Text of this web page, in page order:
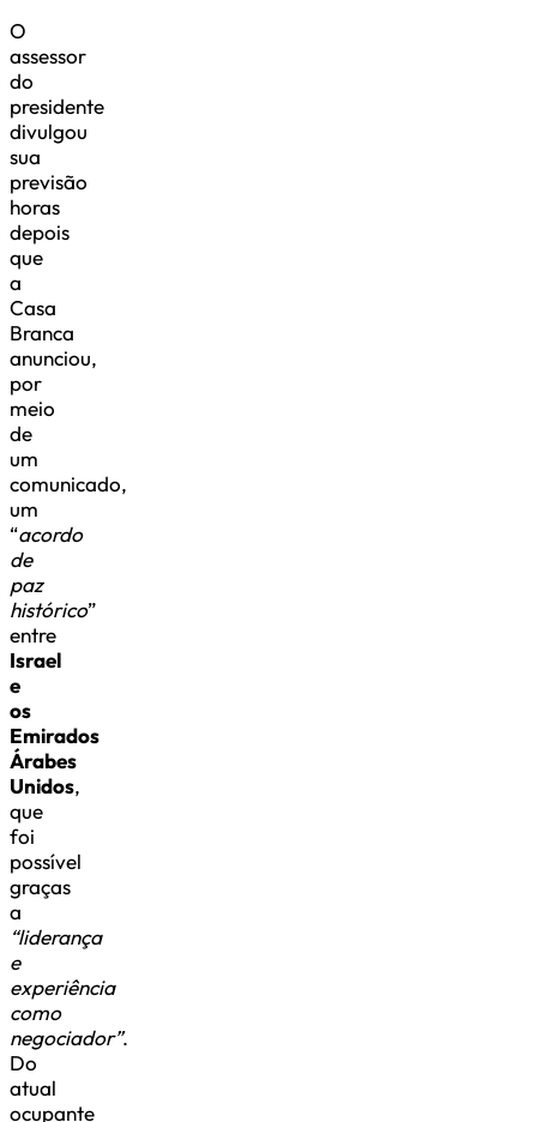
O
assessor
do
presidente
divulgou
sua
previsão
horas
depois
que
a
Casa
Branca
anunciou,
por
meio
de
um
comunicado,
um
“acordo
de
paz
histórico”
entre
Israel
e
os
Emirados
Árabes
Unidos,
que
foi
possível
graças
a
“liderança
e
experiência
como
negociador”.
Do
atual
ocupante